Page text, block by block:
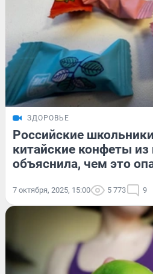
ЗДОРОВЬЕ
Российские
китайские конфеты из
объяснила, чем это
7 октября, 2025, 15:00 5 773 9